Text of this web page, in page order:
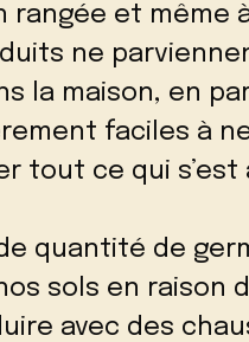
rangée et même
ne
la maison, en
faciles à
tout ce qui s’est
quantité de
sols en raison
avec des